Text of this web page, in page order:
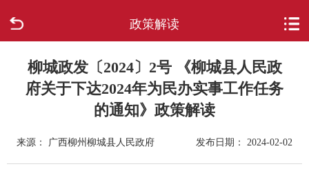
政策解读
走进柳城
政府信息公开
柳城政发〔2024〕2号 《柳城县人民政
府关于下达2024年为民办实事工作任务
的通知》政策解读
来源： 广西柳州柳城县人民政府 发布日期： 2024-02-02